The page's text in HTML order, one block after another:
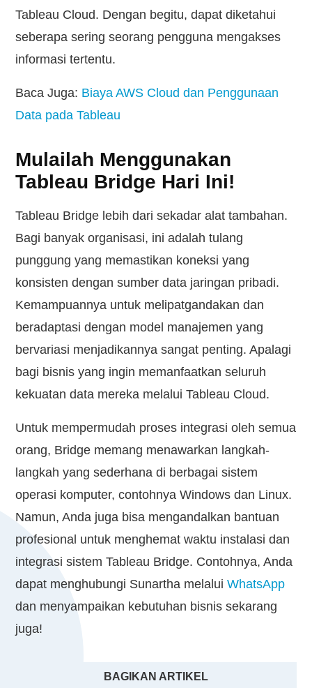
Tableau Cloud. Dengan begitu, dapat diketahui
seberapa sering seorang pengguna mengakses
informasi tertentu.
Baca Juga: Biaya AWS Cloud dan Penggunaan
Data pada Tableau
Mulailah Menggunakan
Tableau Bridge Hari Ini!
Tableau Bridge lebih dari sekadar alat tambahan.
Bagi banyak organisasi, ini adalah tulang
punggung yang memastikan koneksi yang
konsisten dengan sumber data jaringan pribadi.
Kemampuannya untuk melipatgandakan dan
beradaptasi dengan model manajemen yang
bervariasi menjadikannya sangat penting. Apalagi
bagi bisnis yang ingin memanfaatkan seluruh
kekuatan data mereka melalui Tableau Cloud.
Untuk mempermudah proses integrasi oleh semua
orang, Bridge memang menawarkan langkah-
langkah yang sederhana di berbagai sistem
operasi komputer, contohnya Windows dan Linux.
Namun, Anda juga bisa mengandalkan bantuan
profesional untuk menghemat waktu instalasi dan
integrasi sistem Tableau Bridge. Contohnya, Anda
dapat menghubungi Sunartha melaluiWhatsApp
dan menyampaikan kebutuhan bisnis sekarang
juga!
BAGIKAN ARTIKEL